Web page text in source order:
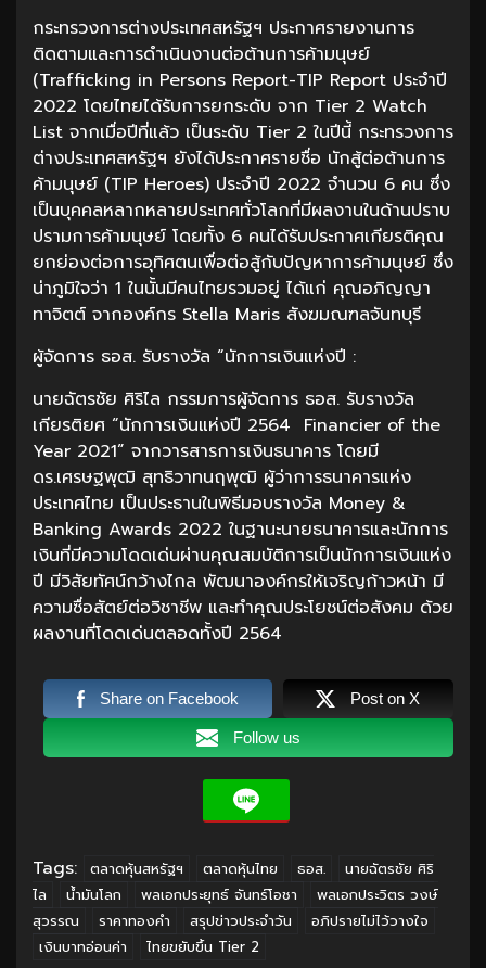
กระทรวงการต่างประเทศสหรัฐฯ ประกาศรายงานการ
ติดตามและการดำเนินงานต่อต้านการค้ามนุษย์
(Trafficking in Persons Report-TIP Report ประจำปี
2022 โดยไทยได้รับการยกระดับ จาก Tier 2 Watch
List จากเมื่อปีที่แล้ว เป็นระดับ Tier 2 ในปีนี้ กระทรวงการ
ต่างประเทศสหรัฐฯ ยังได้ประกาศรายชื่อ นักสู้ต่อต้านการ
ค้ามนุษย์ (TIP Heroes) ประจำปี 2022 จำนวน 6 คน ซึ่ง
เป็นบุคคลหลากหลายประเทศทั่วโลกที่มีผลงานในด้านปราบ
ปรามการค้ามนุษย์ โดยทั้ง 6 คนได้รับประกาศเกียรติคุณ
ยกย่องต่อการอุทิศตนเพื่อต่อสู้กับปัญหาการค้ามนุษย์ ซึ่ง
น่าภูมิใจว่า 1 ในนั้นมีคนไทยรวมอยู่ ได้แก่ คุณอภิญญา
ทาจิตต์ จากองค์กร Stella Maris สังฆมณฑลจันทบุรี
ผู้จัดการ ธอส. รับรางวัล “นักการเงินแห่งปี :
นายฉัตรชัย ศิริไล กรรมการผู้จัดการ ธอส. รับรางวัล
เกียรติยศ “นักการเงินแห่งปี 2564 Financier of the
Year 2021” จากวารสารการเงินธนาคาร โดยมี
ดร.เศรษฐพุฒิ สุทธิวาทนฤพุฒิ ผู้ว่าการธนาคารแห่ง
ประเทศไทย เป็นประธานในพิธีมอบรางวัล Money &
Banking Awards 2022 ในฐานะนายธนาคารและนักการ
เงินที่มีความโดดเด่นผ่านคุณสมบัติการเป็นนักการเงินแห่ง
ปี มีวิสัยทัศน์กว้างไกล พัฒนาองค์กรให้เจริญก้าวหน้า มี
ความซื่อสัตย์ต่อวิชาชีพ และทำคุณประโยชน์ต่อสังคม ด้วย
ผลงานที่โดดเด่นตลอดทั้งปี 2564
Share on Facebook Post on X
Follow us
Tags: ตลาดหุ้นสหรัฐฯ ตลาดหุ้นไทย ธอส.
นายฉัตรชัย ศิริ
ไล
น้ำมันโลก พลเอกประยุทธ์ จันทร์โอชา
พลเอกประวิตร วงษ์
สุวรรณ
ราคาทองคำ สรุปข่าวประจำวัน
อภิปรายไม่ไว้วางใจ
เงินบาทอ่อนค่า
ไทยขยับขึ้น Tier 2